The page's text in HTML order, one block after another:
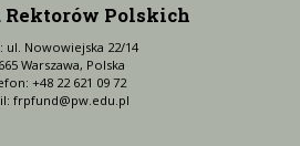
Rektorów Polskich
ul. Nowowiejska 22/14
Warszawa, Polska
+48 22 621 09 72
frpfund@pw.edu.pl